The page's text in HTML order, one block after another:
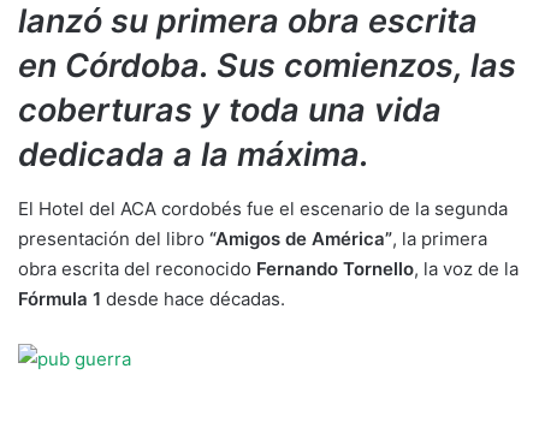
lanzó su primera obra escrita
en Córdoba. Sus comienzos, las
coberturas y toda una vida
dedicada a la máxima.
El Hotel del ACA cordobés fue el escenario de la segunda
presentación del libro “Amigos de América”, la primera
obra escrita del reconocido Fernando Tornello, la voz de la
Fórmula 1 desde hace décadas.